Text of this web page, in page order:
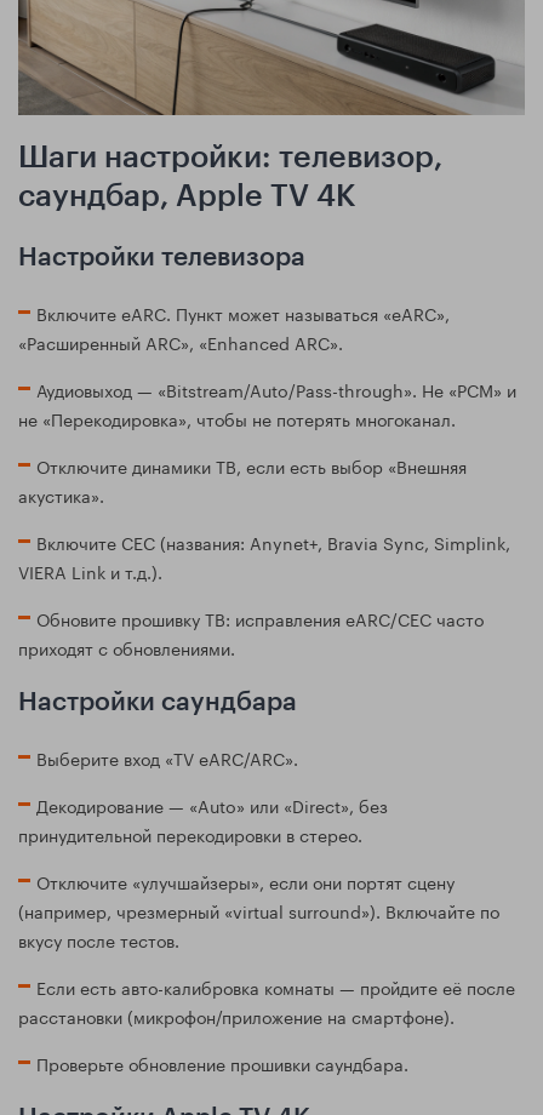
Шаги настройки: телевизор,
саундбар, Apple TV 4K
Настройки телевизора
Включите eARC. Пункт может называться «eARC»,
«Расширенный ARC», «Enhanced ARC».
Аудиовыход — «Bitstream/Auto/Pass-through». Не «PCM» и
не «Перекодировка», чтобы не потерять многоканал.
Отключите динамики ТВ, если есть выбор «Внешняя
акустика».
Включите CEC (названия: Anynet+, Bravia Sync, Simplink,
VIERA Link и т.д.).
Обновите прошивку ТВ: исправления eARC/CEC часто
приходят с обновлениями.
Настройки саундбара
Выберите вход «TV eARC/ARC».
Декодирование — «Auto» или «Direct», без
принудительной перекодировки в стерео.
Отключите «улучшайзеры», если они портят сцену
(например, чрезмерный «virtual surround»). Включайте по
вкусу после тестов.
Если есть авто-калибровка комнаты — пройдите её после
расстановки (микрофон/приложение на смартфоне).
Проверьте обновление прошивки саундбара.